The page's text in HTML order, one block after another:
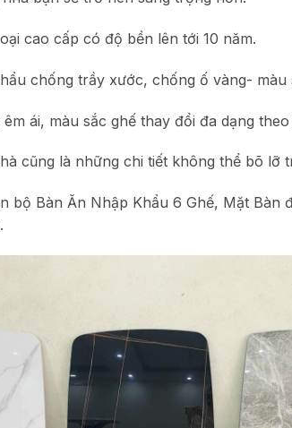
cao cấp có độ bền lên tới 10 năm.
chống trầy xước, chống ố vàng-
ái, màu sắc ghế thay đổi đa dạng
cũng là những chi tiết không thể bõ lỡ
Bàn Ăn Nhập Khẩu 6 Ghế, Mặt Bàn